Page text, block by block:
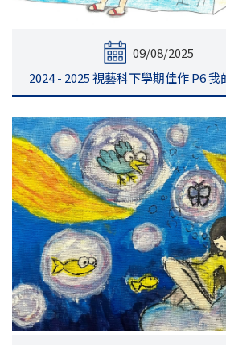
09/08/2025
2024 - 2025 視藝科下學期佳作 P6